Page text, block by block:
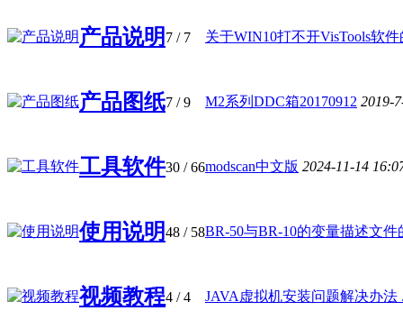
产品说明 7 / 7 关于WIN10打不开VisTools软件
产品图纸7 / 9 M2系列DDC箱20170912 2019-
工具软件30 / 66modscan中文版 2024-11-14
使用说明 48 / 58BR-50与BR-10的变量描述文件
视频教程4 / 4 JAVA虚拟机安装问题解决办法